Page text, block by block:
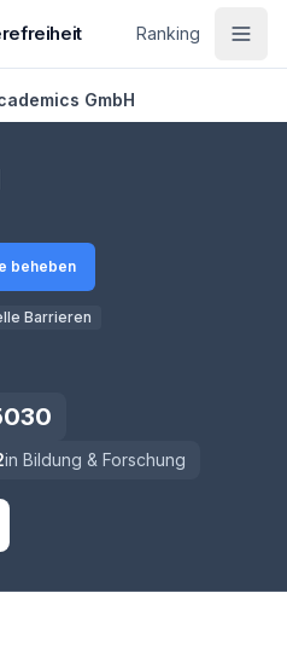
Ranking
GmbH
beheben
Barrieren
in Bildung & Forschung